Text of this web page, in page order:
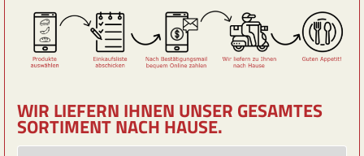
WIR LIEFERN IHNEN UNSER GESAMTES
SORTIMENT NACH HAUSE.